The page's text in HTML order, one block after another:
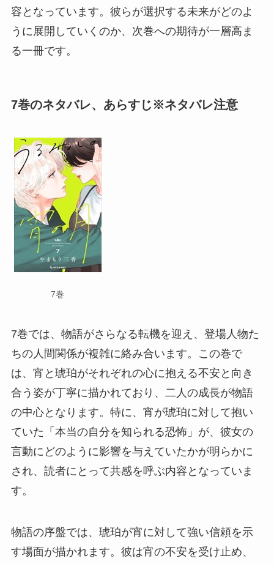
容となっています。彼らが選択する未来がどのよ
うに展開していくのか、次巻への期待が一層高ま
る一冊です。
7巻のネタバレ、あらすじ※ネタバレ注意
7巻
7巻では、物語がさらなる転機を迎え、登場人物た
ちの人間関係が複雑に絡み合います。この巻で
は、宵と琥珀がそれぞれの心に抱える不安と向き
合う姿が丁寧に描かれており、二人の成長が物語
の中心となります。特に、宵が琥珀に対して抱い
ていた「本当の自分を知られる恐怖」が、彼女の
言動にどのように影響を与えていたかが明らかに
され、読者にとって共感を呼ぶ内容となっていま
す。
物語の序盤では、琥珀が宵に対して強い信頼を示
す場面が描かれます。彼は宵の不安を受け止め、